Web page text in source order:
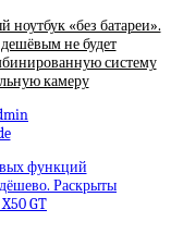
«без батареи».
не будет
систему
камеру
функций
Раскрыты
GT